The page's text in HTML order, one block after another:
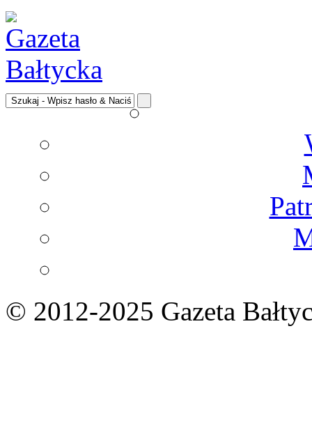
© 2012-2025 Gazeta